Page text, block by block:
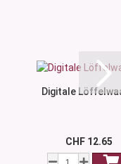
Digitale
CHF 12.65